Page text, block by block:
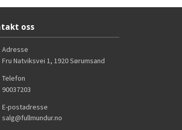
oss
Adresse
Fru Natviksvei 1, 1920Sørumsand
Telefon
90037203
E-postadresse
salg@fullmundur.no